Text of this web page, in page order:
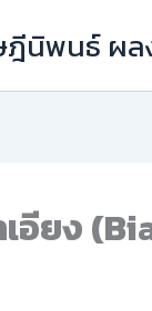
นิพนธ์ ผล
เอียง